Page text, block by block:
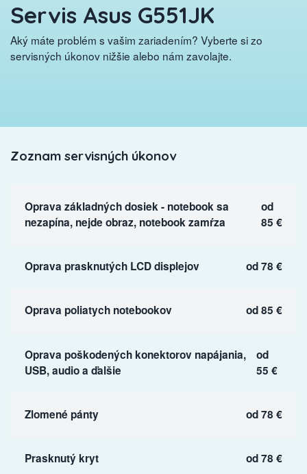
Servis Asus G551JK
Aký máte problém s vašim zariadením? Vyberte si zo
servisných úkonov nižšie alebo nám zavolajte.
Zoznam servisných úkonov
Oprava základných dosiek - notebook sa
nezapína, nejde obraz, notebook zamŕza
od
85 €
Oprava prasknutých LCD displejov od 78 €
Oprava poliatych notebookov od 85 €
Oprava poškodených konektorov napájania,
USB, audio a ďalšie
od
55 €
Zlomené pánty od 78 €
Prasknutý kryt od 78 €